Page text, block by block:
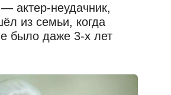
актер-неудачник,
из семьи, когда
было даже 3-х лет